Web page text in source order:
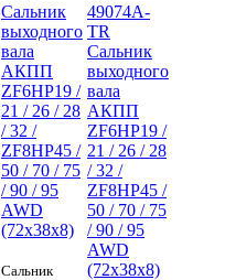
Сальник
выходного
вала
АКПП
ZF6HP19 /
21 / 26 / 28
/ 32 /
ZF8HP45 /
50 / 70 / 75
/ 90 / 95
AWD
(72x38x8)
Сальник
49074A-
TR
Сальник
выходного
вала
АКПП
ZF6HP19 /
21 / 26 / 28
/ 32 /
ZF8HP45 /
50 / 70 / 75
/ 90 / 95
AWD
(72x38x8)